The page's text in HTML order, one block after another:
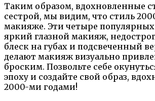
Таким образом, вдохновленные
сестрой, мы видим, что стиль
макияже. Эти четыре
яркий глазной макияж,
блеск на губах и подсвеченный
делают макияж визуально
броским. Позвольте себе
эпоху и создайте свой образ,
2000-ми годами!